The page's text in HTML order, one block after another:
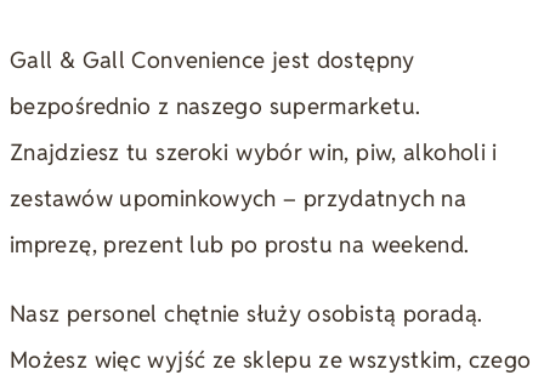
Gall & Gall Convenience jest dostępny
bezpośrednio z naszego supermarketu.
Znajdziesz tu szeroki wybór win, piw, alkoholi i
zestawów upominkowych – przydatnych na
imprezę, prezent lub po prostu na weekend.
Nasz personel chętnie służy osobistą poradą.
Możesz więc wyjść ze sklepu ze wszystkim, czego